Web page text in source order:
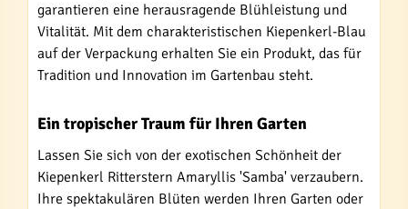
garantieren eine herausragende Blühleistung und
Vitalität. Mit dem charakteristischen Kiepenkerl-Blau
auf der Verpackung erhalten Sie ein Produkt, das für
Tradition und Innovation im Gartenbau steht.
Ein tropischer Traum für Ihren Garten
Lassen Sie sich von der exotischen Schönheit der
Kiepenkerl Ritterstern Amaryllis 'Samba' verzaubern.
Ihre spektakulären Blüten werden Ihren Garten oder